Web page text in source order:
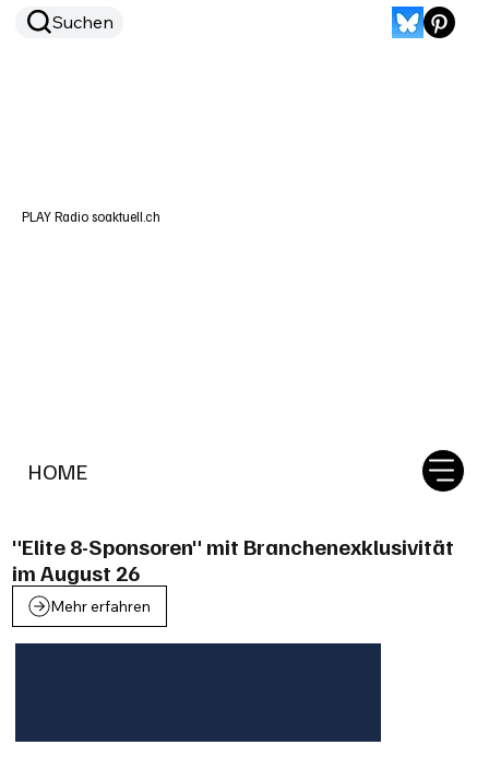
HOME
Suchen
PLAY Radio soaktuell.ch
"Elite 8-Sponsoren" mit Branchenexklusivität
im August 26
Mehr erfahren